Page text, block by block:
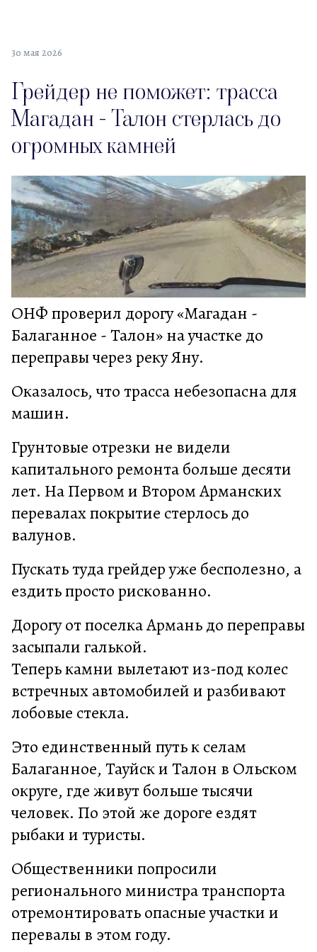
30 мая 2026
Грейдер не поможет: трасса
Магадан - Талон стерлась до
огромных камней
ОНФ проверил дорогу «Магадан -
Балаганное - Талон» на участке до
переправы через реку Яну.
Оказалось, что трасса небезопасна для
машин.
Грунтовые отрезки не видели
капитального ремонта больше десяти
лет. На Первом и Втором Арманских
перевалах покрытие стерлось до
валунов.
Пускать туда грейдер уже бесполезно, а
ездить просто рискованно.
Дорогу от поселка Армань до переправы
засыпали галькой.
Теперь камни вылетают из-под колес
встречных автомобилей и разбивают
лобовые стекла.
Это единственный путь к селам
Балаганное, Тауйск и Талон в Ольском
округе, где живут больше тысячи
человек. По этой же дороге ездят
рыбаки и туристы.
Общественники попросили
регионального министра транспорта
отремонтировать опасные участки и
перевалы в этом году.